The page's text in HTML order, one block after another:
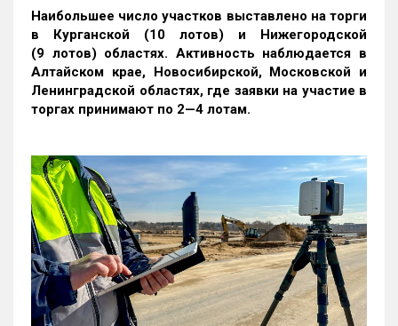
Наибольшее число участков выставлено на торги
в Курганской (10 лотов) и Нижегородской
(9 лотов) областях. Активность наблюдается в
Алтайском крае, Новосибирской, Московской и
Ленинградской областях, где заявки на участие в
торгах принимают по 2—4 лотам.